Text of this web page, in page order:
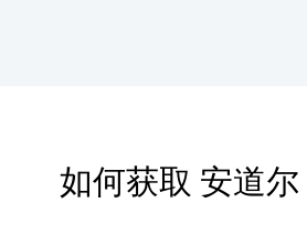
如何获取 安道尔